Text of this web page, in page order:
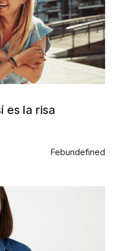
es la risa
Febundefined